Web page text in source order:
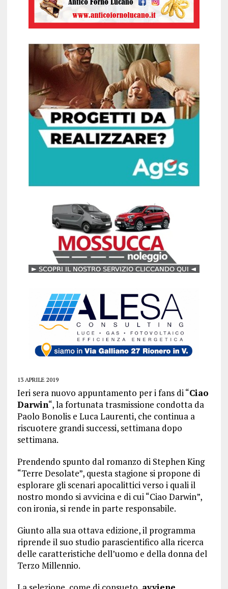
13 APRILE 2019
Ieri sera nuovo appuntamento per i fans di “Ciao
Darwin“, la fortunata trasmissione condotta da
Paolo Bonolis e Luca Laurenti, che continua a
riscuotere grandi successi, settimana dopo
settimana.
Prendendo spunto dal romanzo di Stephen King
“Terre Desolate”, questa stagione si propone di
esplorare gli scenari apocalittici verso i quali il
nostro mondo si avvicina e di cui “Ciao Darwin”,
con ironia, si rende in parte responsabile.
Giunto alla sua ottava edizione, il programma
riprende il suo studio parascientifico alla ricerca
delle caratteristiche dell’uomo e della donna del
Terzo Millennio.